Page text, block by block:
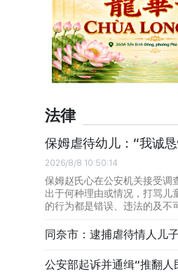
法律
保姆虐待幼儿：“我诚
2026/8/8 10:50:14
保姆赵氏心在公安机关接受调
出于何种理由或情况，打骂儿
的行为都是错误、违法的及不
同奈市：逮捕虐待情人儿
公安部起诉并通缉“推翻人